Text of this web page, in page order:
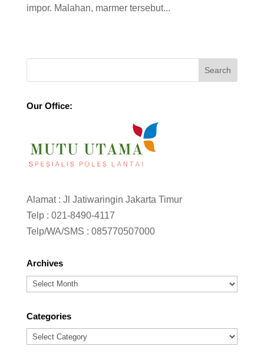
impor. Malahan, marmer tersebut...
Our Office:
Alamat : Jl Jatiwaringin Jakarta Timur
Telp : 021-8490-4117
Telp/WA/SMS : 085770507000
Archives
Archives
Categories
Categories